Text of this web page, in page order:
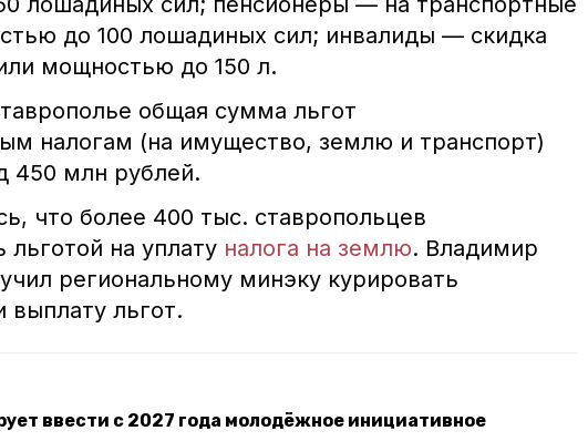
до 100 лошадиных сил; инвалиды — скидка
мощностью до 150 л.
общая сумма льгот
налогам (на имущество, землю и транспорт)
450 млн рублей.
что более 400 тыс. ставропольцев
льготой на уплату налога на землю. Владимир
региональному минэку курировать
выплату льгот.
ввести с 2027 года молодёжное инициативное